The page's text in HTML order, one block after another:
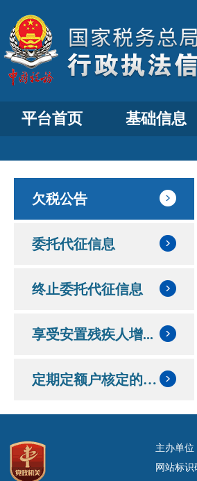
平台首页 基础信息
欠税公告
委托代征信息
终止委托代征信息
享受安置残疾人增...
定期定额户核定的定额和应纳税额情况
主办单
网站标